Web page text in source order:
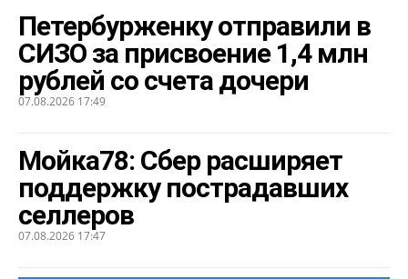
Петербурженку отправили в
СИЗО за присвоение 1,4 млн
рублей со счета дочери
07.08.2026 17:49
Мойка78: Сбер расширяет
поддержку пострадавших
селлеров
07.08.2026 17:47